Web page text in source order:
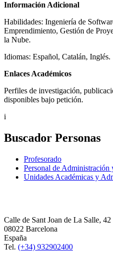
Información Adicional
Habilidades: Ingeniería de
Emprendimiento, Gestión de
la Nube.
Idiomas: Español, Catalán, Inglés.
Enlaces Académicos
Perfiles de investigación,
disponibles bajo petición.
i
Buscador Personas
Profesorado
Personal de Administración
Unidades Académicas y
Calle de Sant Joan de La Salle, 42
08022 Barcelona
España
Tel. (+34) 932902400